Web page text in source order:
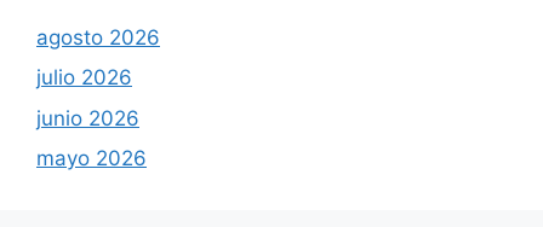
agosto 2026
julio 2026
junio 2026
mayo 2026